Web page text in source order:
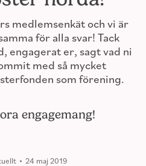
medlemsenkät och vi är
för alla svar! Tack
engagerat er, sagt vad ni
med så mycket
som förening.
engagemang!
24 maj 2019